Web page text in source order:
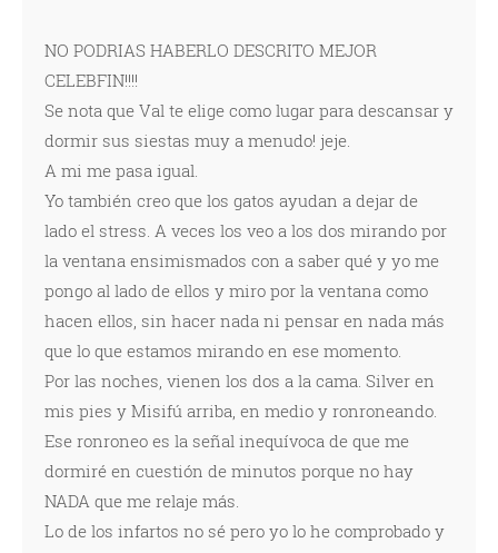
NO PODRIAS HABERLO DESCRITO MEJOR
CELEBFIN!!!!
Se nota que Val te elige como lugar para descansar y
dormir sus siestas muy a menudo! jeje.
A mi me pasa igual.
Yo también creo que los gatos ayudan a dejar de
lado el stress. A veces los veo a los dos mirando por
la ventana ensimismados con a saber qué y yo me
pongo al lado de ellos y miro por la ventana como
hacen ellos, sin hacer nada ni pensar en nada más
que lo que estamos mirando en ese momento.
Por las noches, vienen los dos a la cama. Silver en
mis pies y Misifú arriba, en medio y ronroneando.
Ese ronroneo es la señal inequívoca de que me
dormiré en cuestión de minutos porque no hay
NADA que me relaje más.
Lo de los infartos no sé pero yo lo he comprobado y